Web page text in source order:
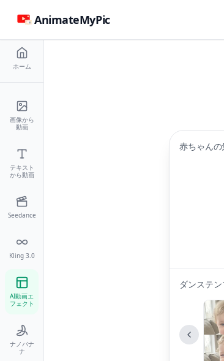
AnimateMyPic
ホーム
画像から
動画
テキスト
から動画
Seedance
Kling 3.0
AI動画エ
フェクト
ナノバナ
ナ
赤ちゃん
ダンステ